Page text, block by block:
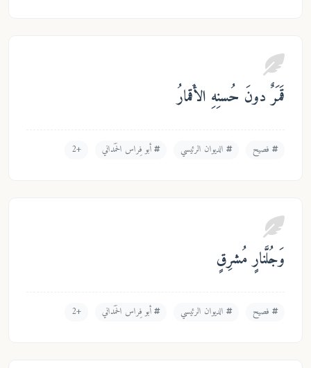
دونَ حُسنِهِ الأَقمارُ
الديوان الرئيسي أبو فِراس الحَمَداني +2
مُشرِقٍ
الديوان الرئيسي أبو فِراس الحَمَداني +2